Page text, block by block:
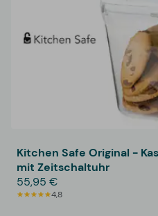
Kitchen Safe Original -
mit Zeitschaltuhr
55,95 €
4,8